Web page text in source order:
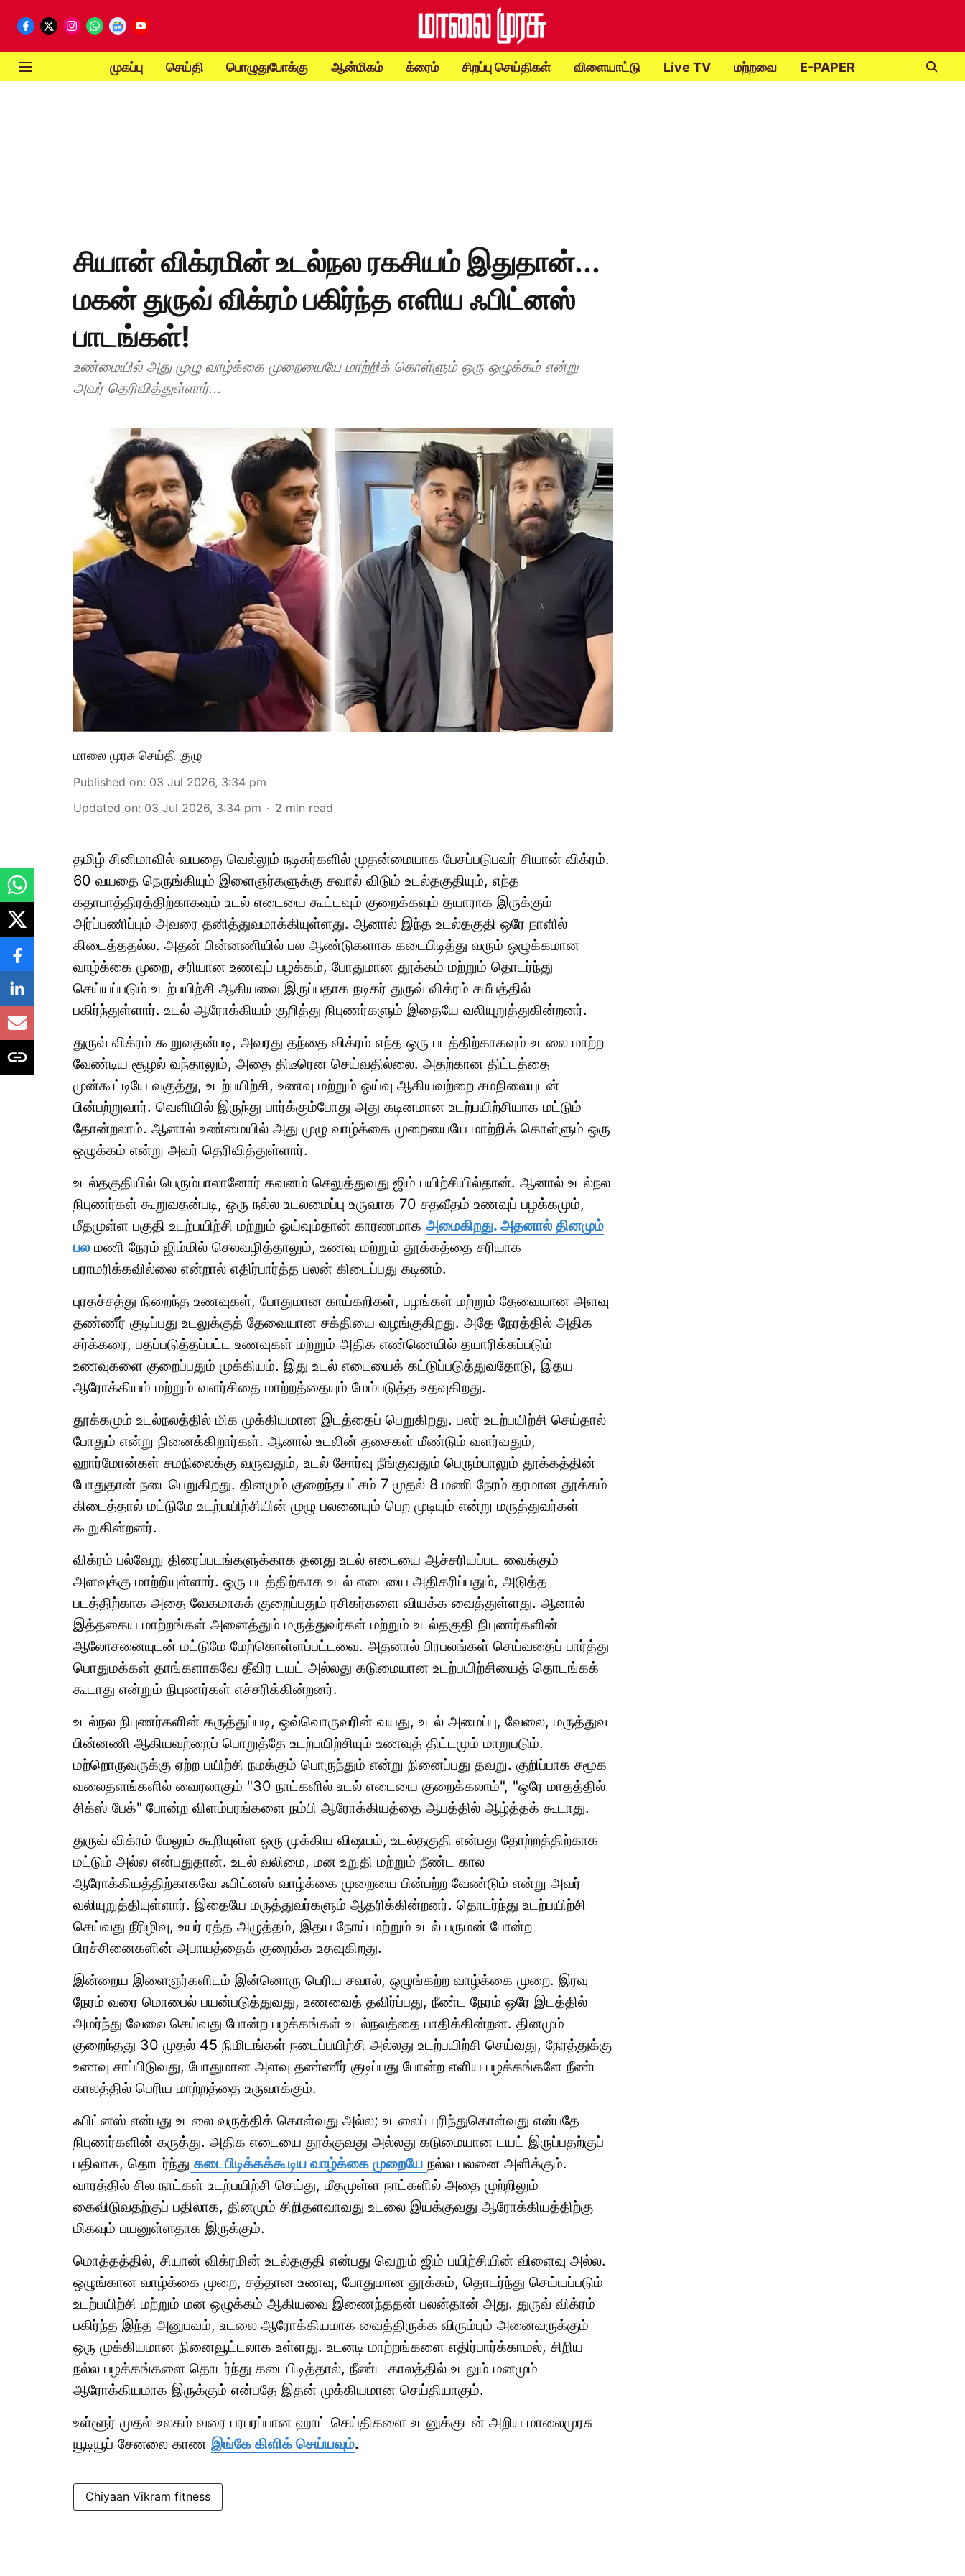
முகப்பு செய்தி பொழுதுபோக்கு ஆன்மிகம் க்ரைம் சிறப்பு செய்திகள் விளையாட்டு Live TV மற்றவை E-PAPER
சியான் விக்ரமின் உடல்நல ரகசியம் இதுதான்...
மகன் துருவ் விக்ரம் பகிர்ந்த எளிய ஃபிட்னஸ்
பாடங்கள்!
உண்மையில் அது முழு வாழ்க்கை முறையையே மாற்றிக் கொள்ளும் ஒரு ஒழுக்கம் என்று
அவர் தெரிவித்துள்ளார்...
மாலை முரசு செய்தி குழு
Published on: 03 Jul 2026, 3:34 pm
Updated on: 03 Jul 2026, 3:34 pm 2 min read
தமிழ் சினிமாவில் வயதை வெல்லும் நடிகர்களில் முதன்மையாக பேசப்படுபவர் சியான் விக்ரம்.
60 வயதை நெருங்கியும் இளைஞர்களுக்கு சவால் விடும் உடல்தகுதியும், எந்த
கதாபாத்திரத்திற்காகவும் உடல் எடையை கூட்டவும் குறைக்கவும் தயாராக இருக்கும்
அர்ப்பணிப்பும் அவரை தனித்துவமாக்கியுள்ளது. ஆனால் இந்த உடல்தகுதி ஒரே நாளில்
கிடைத்ததல்ல. அதன் பின்னணியில் பல ஆண்டுகளாக கடைபிடித்து வரும் ஒழுக்கமான
வாழ்க்கை முறை, சரியான உணவுப் பழக்கம், போதுமான தூக்கம் மற்றும் தொடர்ந்து
செய்யப்படும் உடற்பயிற்சி ஆகியவை இருப்பதாக நடிகர் துருவ் விக்ரம் சமீபத்தில்
பகிர்ந்துள்ளார். உடல் ஆரோக்கியம் குறித்து நிபுணர்களும் இதையே வலியுறுத்துகின்றனர்.
துருவ் விக்ரம் கூறுவதன்படி, அவரது தந்தை விக்ரம் எந்த ஒரு படத்திற்காகவும் உடலை மாற்ற
வேண்டிய சூழல் வந்தாலும், அதை திடீரென செய்வதில்லை. அதற்கான திட்டத்தை
முன்கூட்டியே வகுத்து, உடற்பயிற்சி, உணவு மற்றும் ஓய்வு ஆகியவற்றை சமநிலையுடன்
பின்பற்றுவார். வெளியில் இருந்து பார்க்கும்போது அது கடினமான உடற்பயிற்சியாக மட்டும்
தோன்றலாம். ஆனால் உண்மையில் அது முழு வாழ்க்கை முறையையே மாற்றிக் கொள்ளும் ஒரு
ஒழுக்கம் என்று அவர் தெரிவித்துள்ளார்.
உடல்தகுதியில் பெரும்பாலானோர் கவனம் செலுத்துவது ஜிம் பயிற்சியில்தான். ஆனால் உடல்நல
நிபுணர்கள் கூறுவதன்படி, ஒரு நல்ல உடலமைப்பு உருவாக 70 சதவீதம் உணவுப் பழக்கமும்,
மீதமுள்ள பகுதி உடற்பயிற்சி மற்றும் ஓய்வும்தான் காரணமாக அமைகிறது. அதனால் தினமும்
பல மணி நேரம் ஜிம்மில் செலவழித்தாலும், உணவு மற்றும் தூக்கத்தை சரியாக
பராமரிக்கவில்லை என்றால் எதிர்பார்த்த பலன் கிடைப்பது கடினம்.
புரதச்சத்து நிறைந்த உணவுகள், போதுமான காய்கறிகள், பழங்கள் மற்றும் தேவையான அளவு
தண்ணீர் குடிப்பது உடலுக்குத் தேவையான சக்தியை வழங்குகிறது. அதே நேரத்தில் அதிக
சர்க்கரை, பதப்படுத்தப்பட்ட உணவுகள் மற்றும் அதிக எண்ணெயில் தயாரிக்கப்படும்
உணவுகளை குறைப்பதும் முக்கியம். இது உடல் எடையைக் கட்டுப்படுத்துவதோடு, இதய
ஆரோக்கியம் மற்றும் வளர்சிதை மாற்றத்தையும் மேம்படுத்த உதவுகிறது.
தூக்கமும் உடல்நலத்தில் மிக முக்கியமான இடத்தைப் பெறுகிறது. பலர் உடற்பயிற்சி செய்தால்
போதும் என்று நினைக்கிறார்கள். ஆனால் உடலின் தசைகள் மீண்டும் வளர்வதும்,
ஹார்மோன்கள் சமநிலைக்கு வருவதும், உடல் சோர்வு நீங்குவதும் பெரும்பாலும் தூக்கத்தின்
போதுதான் நடைபெறுகிறது. தினமும் குறைந்தபட்சம் 7 முதல் 8 மணி நேரம் தரமான தூக்கம்
கிடைத்தால் மட்டுமே உடற்பயிற்சியின் முழு பலனையும் பெற முடியும் என்று மருத்துவர்கள்
கூறுகின்றனர்.
விக்ரம் பல்வேறு திரைப்படங்களுக்காக தனது உடல் எடையை ஆச்சரியப்பட வைக்கும்
அளவுக்கு மாற்றியுள்ளார். ஒரு படத்திற்காக உடல் எடையை அதிகரிப்பதும், அடுத்த
படத்திற்காக அதை வேகமாகக் குறைப்பதும் ரசிகர்களை வியக்க வைத்துள்ளது. ஆனால்
இத்தகைய மாற்றங்கள் அனைத்தும் மருத்துவர்கள் மற்றும் உடல்தகுதி நிபுணர்களின்
ஆலோசனையுடன் மட்டுமே மேற்கொள்ளப்பட்டவை. அதனால் பிரபலங்கள் செய்வதைப் பார்த்து
பொதுமக்கள் தாங்களாகவே தீவிர டயட் அல்லது கடுமையான உடற்பயிற்சியைத் தொடங்கக்
கூடாது என்றும் நிபுணர்கள் எச்சரிக்கின்றனர்.
உடல்நல நிபுணர்களின் கருத்துப்படி, ஒவ்வொருவரின் வயது, உடல் அமைப்பு, வேலை, மருத்துவ
பின்னணி ஆகியவற்றைப் பொறுத்தே உடற்பயிற்சியும் உணவுத் திட்டமும் மாறுபடும்.
மற்றொருவருக்கு ஏற்ற பயிற்சி நமக்கும் பொருந்தும் என்று நினைப்பது தவறு. குறிப்பாக சமூக
வலைதளங்களில் வைரலாகும் "30 நாட்களில் உடல் எடையை குறைக்கலாம்", "ஒரே மாதத்தில்
சிக்ஸ் பேக்" போன்ற விளம்பரங்களை நம்பி ஆரோக்கியத்தை ஆபத்தில் ஆழ்த்தக் கூடாது.
துருவ் விக்ரம் மேலும் கூறியுள்ள ஒரு முக்கிய விஷயம், உடல்தகுதி என்பது தோற்றத்திற்காக
மட்டும் அல்ல என்பதுதான். உடல் வலிமை, மன உறுதி மற்றும் நீண்ட கால
ஆரோக்கியத்திற்காகவே ஃபிட்னஸ் வாழ்க்கை முறையை பின்பற்ற வேண்டும் என்று அவர்
வலியுறுத்தியுள்ளார். இதையே மருத்துவர்களும் ஆதரிக்கின்றனர். தொடர்ந்து உடற்பயிற்சி
செய்வது நீரிழிவு, உயர் ரத்த அழுத்தம், இதய நோய் மற்றும் உடல் பருமன் போன்ற
பிரச்சினைகளின் அபாயத்தைக் குறைக்க உதவுகிறது.
இன்றைய இளைஞர்களிடம் இன்னொரு பெரிய சவால், ஒழுங்கற்ற வாழ்க்கை முறை. இரவு
நேரம் வரை மொபைல் பயன்படுத்துவது, உணவைத் தவிர்ப்பது, நீண்ட நேரம் ஒரே இடத்தில்
அமர்ந்து வேலை செய்வது போன்ற பழக்கங்கள் உடல்நலத்தை பாதிக்கின்றன. தினமும்
குறைந்தது 30 முதல் 45 நிமிடங்கள் நடைப்பயிற்சி அல்லது உடற்பயிற்சி செய்வது, நேரத்துக்கு
உணவு சாப்பிடுவது, போதுமான அளவு தண்ணீர் குடிப்பது போன்ற எளிய பழக்கங்களே நீண்ட
காலத்தில் பெரிய மாற்றத்தை உருவாக்கும்.
ஃபிட்னஸ் என்பது உடலை வருத்திக் கொள்வது அல்ல; உடலைப் புரிந்துகொள்வது என்பதே
நிபுணர்களின் கருத்து. அதிக எடையை தூக்குவது அல்லது கடுமையான டயட் இருப்பதற்குப்
பதிலாக, தொடர்ந்து கடைபிடிக்கக்கூடிய வாழ்க்கை முறையே நல்ல பலனை அளிக்கும்.
வாரத்தில் சில நாட்கள் உடற்பயிற்சி செய்து, மீதமுள்ள நாட்களில் அதை முற்றிலும்
கைவிடுவதற்குப் பதிலாக, தினமும் சிறிதளவாவது உடலை இயக்குவது ஆரோக்கியத்திற்கு
மிகவும் பயனுள்ளதாக இருக்கும்.
மொத்தத்தில், சியான் விக்ரமின் உடல்தகுதி என்பது வெறும் ஜிம் பயிற்சியின் விளைவு அல்ல.
ஒழுங்கான வாழ்க்கை முறை, சத்தான உணவு, போதுமான தூக்கம், தொடர்ந்து செய்யப்படும்
உடற்பயிற்சி மற்றும் மன ஒழுக்கம் ஆகியவை இணைந்ததன் பலன்தான் அது. துருவ் விக்ரம்
பகிர்ந்த இந்த அனுபவம், உடலை ஆரோக்கியமாக வைத்திருக்க விரும்பும் அனைவருக்கும்
ஒரு முக்கியமான நினைவூட்டலாக உள்ளது. உடனடி மாற்றங்களை எதிர்பார்க்காமல், சிறிய
நல்ல பழக்கங்களை தொடர்ந்து கடைபிடித்தால், நீண்ட காலத்தில் உடலும் மனமும்
ஆரோக்கியமாக இருக்கும் என்பதே இதன் முக்கியமான செய்தியாகும்.
உள்ளூர் முதல் உலகம் வரை பரபரப்பான ஹாட் செய்திகளை உடனுக்குடன் அறிய மாலைமுரசு
யூடியூப் சேனலை காண இங்கே கிளிக் செய்யவும்.
Chiyaan Vikram fitness